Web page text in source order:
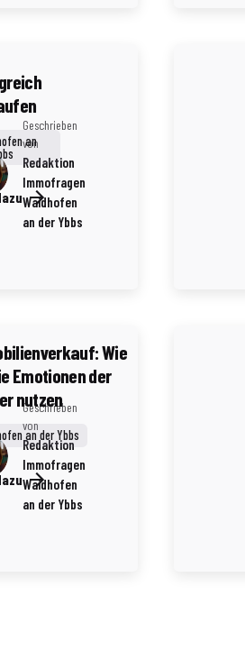
Geschrieben
von
Redaktion
Immofragen
Waidhofen
an der Ybbs
an
Geschrieben
von
Redaktion
Immofragen
Waidhofen
an der Ybbs
Wie
Emotionen der
nutzen
an der Ybbs